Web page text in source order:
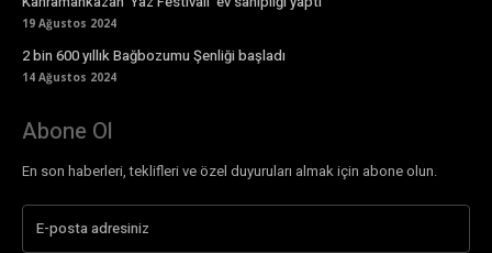
19 Ağustos 2024
2 bin 600 yıllık Bağbozumu Şenliği başladı
14 Ağustos 2024
Abone Ol
En son haberleri, teklifleri ve özel duyuruları almak için abone olun.